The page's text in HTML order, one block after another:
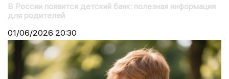
В России появится детский банк: полезная информация
для родителей
01/06/2026 20:30